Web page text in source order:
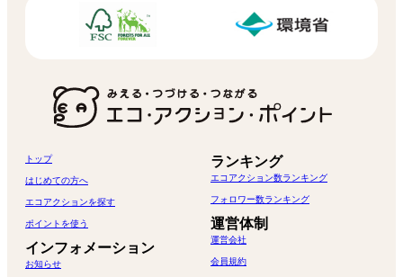
トップ
はじめての方へ
エコアクションを探す
ポイントを使う
インフォメーション
お知らせ
ランキング
エコアクション数ランキング
フォロワー数ランキング
運営体制
運営会社
会員規約